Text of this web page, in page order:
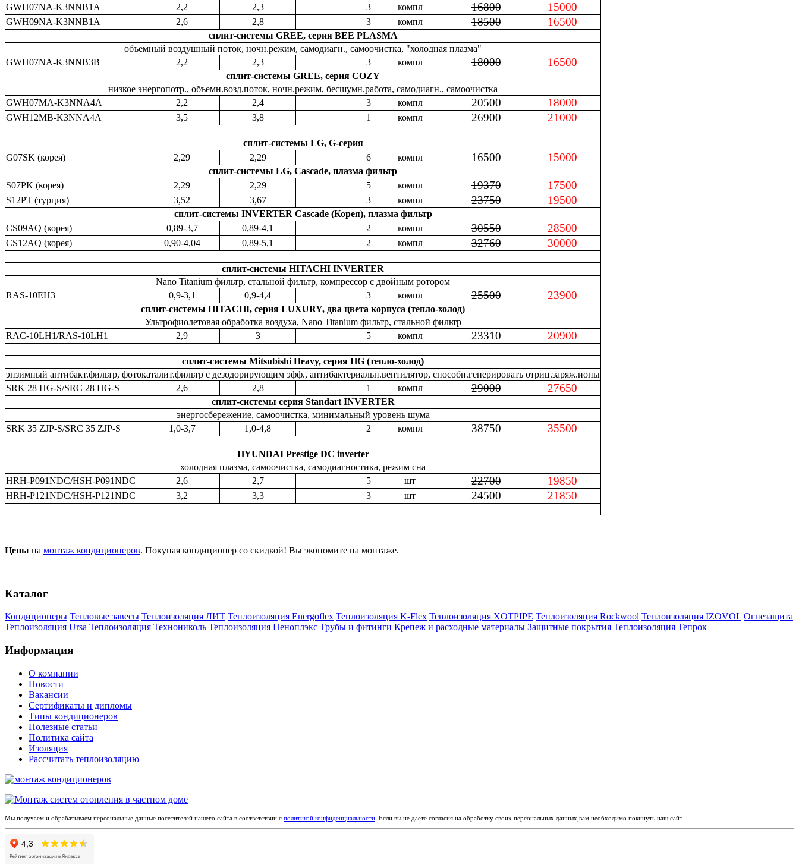
GWH07NA-K3NNB1A
2,2 2,3 3 компл 16800 15000
GWH09NA-K3NNB1A 2,6 2,8 3 компл 18500 16500
сплит-системы GREE, серия BEE PLASMA
объемный воздушный поток, ночн.режим, самодиагн., самоочистка, "холодная плазма"
GWH07NA-K3NNB3B
2,2 2,3 3 компл 18000 16500
сплит-системы GREE, серия COZY
низкое энергопотр., объемн.возд.поток, ночн.режим, бесшумн.работа, самодиагн., самоочистка
GWH07MA-K3NNA4A
2,2 2,4 3 компл 20500 18000
GWH12MB-K3NNA4A 3,5 3,8 1 компл 26900 21000
сплит-системы LG, G-серия
G07SK (корея)
2,29 2,29 6 компл 16500 15000
сплит-системы LG, Cascade, плазма фильтр
S07PK (корея)
2,29 2,29 5 компл 19370 17500
S12PT (турция) 3,52 3,67 3 компл 23750 19500
сплит-системы INVERTER Cascade (Корея), плазма фильтр
CS09AQ (корея)
0,89-3,7 0,89-4,1 2 компл 30550 28500
CS12AQ (корея) 0,90-4,04 0,89-5,1 2 компл 32760 30000
сплит-системы HITACHI INVERTER
Nano Titanium фильтр, стальной фильтр, компрессор с двойным ротором
RAS-10EH3
0,9-3,1 0,9-4,4 3 компл 25500 23900
сплит-системы HITACHI, серия LUXURY, два цвета корпуса (тепло-холод)
Ультрофиолетовая обработка воздуха, Nano Titanium фильтр, стальной фильтр
RAC-10LH1/RAS-10LH1
2,9 3 5 компл 23310 20900
сплит-системы Mitsubishi Heavy, серия HG (тепло-холод)
энзимный антибакт.фильтр, фотокаталит.фильтр с дезодорирующим эфф., антибактериальн.вентилятор, способн.генерировать отриц.заряж.ионы
SRK 28 HG-S/SRC 28 HG-S
2,6 2,8 1 компл 29000 27650
сплит-системы серия Standart INVERTER
энергосбережение, самоочистка, минимальный уровень шума
SRK 35 ZJP-S/SRC 35 ZJP-S
1,0-3,7 1,0-4,8 2 компл 38750 35500
HYUNDAI Prestige DC inverter
холодная плазма, самоочистка, самодиагностика, режим сна
HRH-P091NDC/HSH-P091NDC
2,6 2,7 5 шт 22700 19850
HRH-P121NDC/HSH-P121NDC 3,2 3,3 3 шт 24500 21850
Цены на монтаж кондиционеров. Покупая кондиционер со скидкой! Вы экономите на монтаже.
Каталог
Кондиционеры Тепловые завесы Теплоизоляция ЛИТ Теплоизоляция Energoflex Теплоизоляция K-Flex Теплоизоляция XOTPIPE Теплоизоляция Rockwool Теплоизоляция IZOVOL Огнезащита
Теплоизоляция Ursa Теплоизоляция Технониколь Теплоизоляция Пеноплэкс Трубы и фитинги Крепеж и расходные материалы Защитные покрытия Теплоизоляция Тепрок
Информация
О компании
Новости
Вакансии
Сертификаты и дипломы
Типы кондиционеров
Полезные статьи
Политика сайта
Изоляция
Рассчитать теплоизоляцию
Мы получаем и обрабатываем персональные данные посетителей нашего сайта в соответствии с политикой конфиденциальности . Если вы не даете согласия на обработку своих персональных данных,вам необходимо покинуть наш сайт.